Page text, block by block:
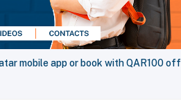
mobile app or book with QAR100 off!